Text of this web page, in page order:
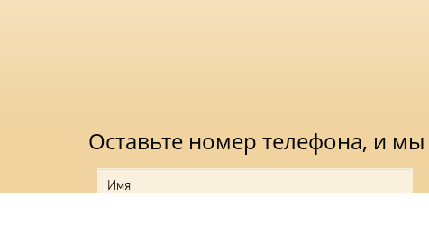
Оставьте номер телефона, и